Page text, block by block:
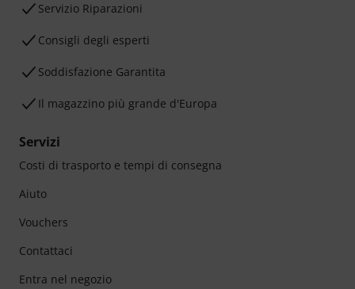
Servizio Riparazioni
Consigli degli esperti
Soddisfazione Garantita
Il magazzino più grande d'Europa
Servizi
Costi di trasporto e tempi di consegna
Aiuto
Vouchers
Contattaci
Entra nel negozio